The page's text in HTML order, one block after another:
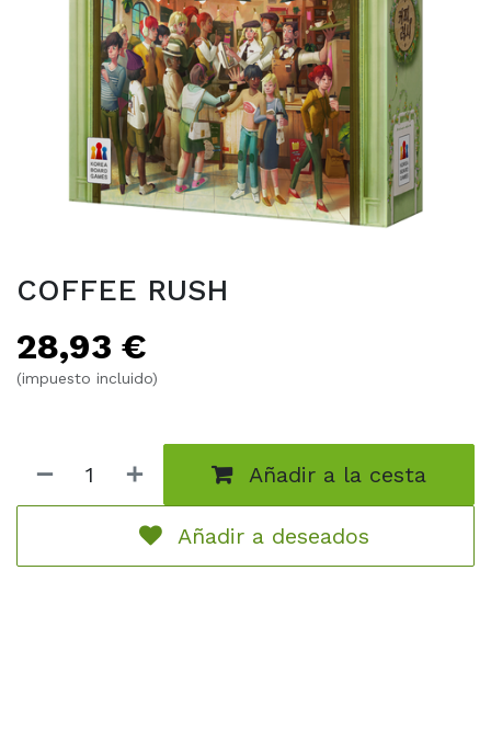
COFFEE RUSH
28,93 €
(impuesto incluido)
Añadir a la cesta
Añadir a deseados